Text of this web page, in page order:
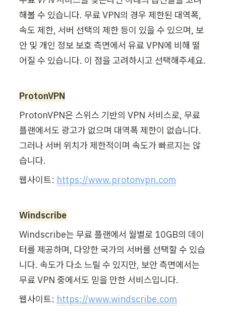
해볼 수 있습니다. 무료 VPN의 경우 제한된 대역폭,
속도 제한, 서버 선택의 제한 등이 있을 수 있으며, 보
안 및 개인 정보 보호 측면에서 유료 VPN에 비해 떨
어질 수 있습니다. 이 점을 고려하시고 선택해주세요.
ProtonVPN
ProtonVPN은 스위스 기반의 VPN 서비스로, 무료
플랜에서도 광고가 없으며 대역폭 제한이 없습니다.
그러나 서버 위치가 제한적이며 속도가 빠르지는 않
습니다.
웹사이트: https://www.protonvpn.com
Windscribe
Windscribe는 무료 플랜에서 월별로 10GB의 데이
터를 제공하며, 다양한 국가의 서버를 선택할 수 있습
니다. 속도가 다소 느릴 수 있지만, 보안 측면에서는
무료 VPN 중에서도 믿을 만한 서비스입니다.
웹사이트: https://www.windscribe.com